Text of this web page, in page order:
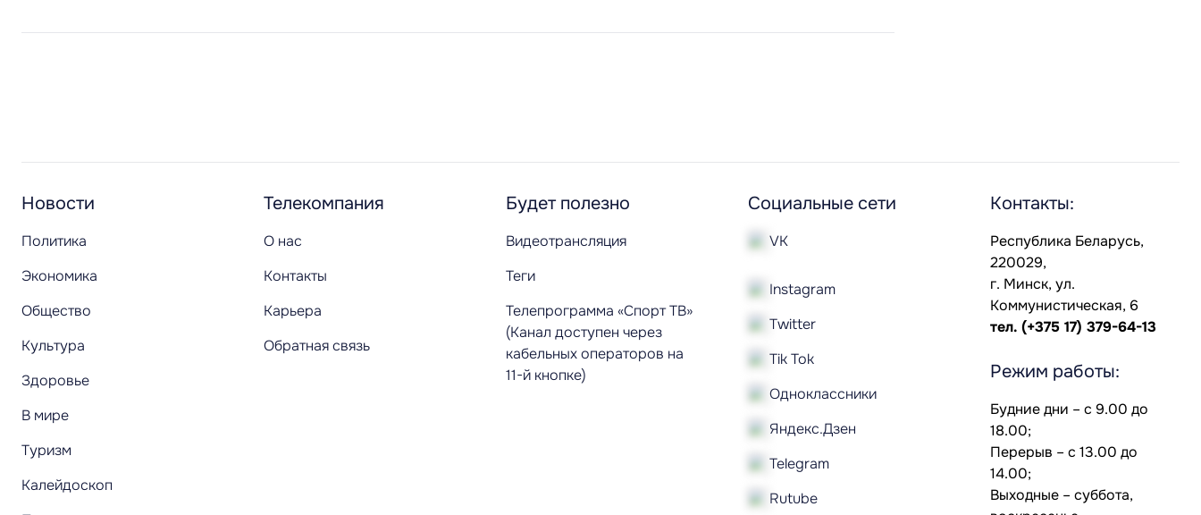
Новости
Политика
Экономика
Общество
Культура
Здоровье
В мире
Туризм
Калейдоскоп
Телекомпания
О нас
Контакты
Карьера
Обратная связь
Будет полезно
Видеотрансляция
Теги
Телепрограмма «Спорт ТВ»
(Канал доступен через
кабельных операторов на
11-й кнопке)
Социальные сети
VK
Instagram
Twitter
Tik Tok
Одноклассники
Яндекс.Дзен
Telegram
Rutube
Контакты:
Республика Беларусь,
220029,
г. Минск, ул.
Коммунистическая, 6
тел. (+375 17) 379-64-13
Режим работы:
Будние дни – с 9.00 до
18.00;
Перерыв – с 13.00 до
14.00;
Выходные – суббота,